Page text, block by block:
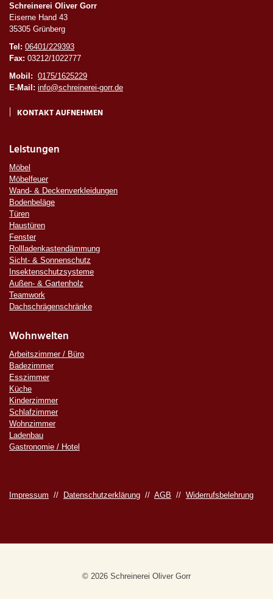
Schreinerei Oliver Gorr
Eiserne Hand 43
35305 Grünberg
Tel: 06401/229393
Fax: 03212/1022777
Mobil: 0175/1625229
E-Mail: info@schreinerei-gorr.de
KONTAKT AUFNEHMEN
Leistungen
Möbel
Möbelfeuer
Wand- & Deckenverkleidungen
Bodenbeläge
Türen
Haustüren
Fenster
Rollladenkastendämmung
Sicht- & Sonnenschutz
Insektenschutzsysteme
Außen- & Gartenholz
Teamwork
Dachschrägenschränke
Wohnwelten
Arbeitszimmer / Büro
Badezimmer
Esszimmer
Küche
Kinderzimmer
Schlafzimmer
Wohnzimmer
Ladenbau
Gastronomie / Hotel
Impressum // Datenschutzerklärung // AGB // Widerrufsbelehrung
© 2026 Schreinerei Oliver Gorr